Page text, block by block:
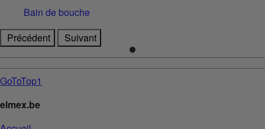
Bain de bouche
Précédent
Suivant
GoToTop1
elmex.be